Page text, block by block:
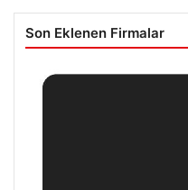
Son Eklenen Firmalar